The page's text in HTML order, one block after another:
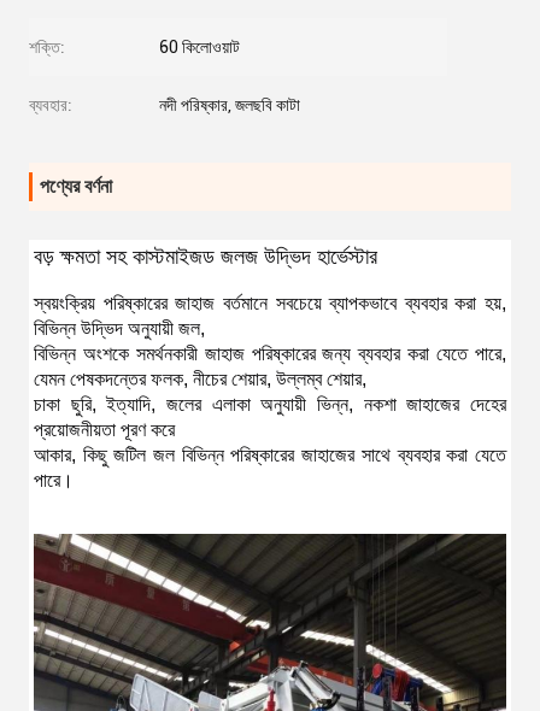
শক্তি: 60 কিলোওয়াট
ব্যবহার: নদী পরিষ্কার, জলছবি কাটা
পণ্যের বর্ণনা
বড় ক্ষমতা সহ কাস্টমাইজড জলজ উদ্ভিদ হার্ভেস্টার
স্বয়ংক্রিয় পরিষ্কারের জাহাজ বর্তমানে সবচেয়ে ব্যাপকভাবে ব্যবহার করা হয়,
বিভিন্ন উদ্ভিদ অনুযায়ী জল,
বিভিন্ন অংশকে সমর্থনকারী জাহাজ পরিষ্কারের জন্য ব্যবহার করা যেতে পারে,
যেমন পেষকদন্তের ফলক, নীচের শেয়ার, উল্লম্ব শেয়ার,
চাকা ছুরি, ইত্যাদি, জলের এলাকা অনুযায়ী ভিন্ন, নকশা জাহাজের দেহের
প্রয়োজনীয়তা পূরণ করে
আকার, কিছু জটিল জল বিভিন্ন পরিষ্কারের জাহাজের সাথে ব্যবহার করা যেতে
পারে।